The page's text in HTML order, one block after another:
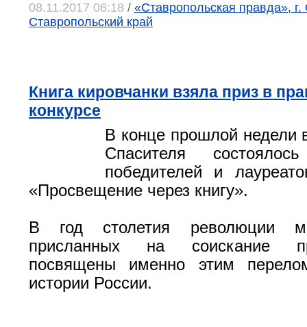
08.11.2017 06:18 / «Ставропольская правда»,
Ставропольский край
Книга кировчанки взяла приз в
конкурсе
В конце прошлой недели
Спасителя
победителей и
«Просвещение через книгу».
В год столетия революции
присланных на соискание
посвящены именно этим
истории России.